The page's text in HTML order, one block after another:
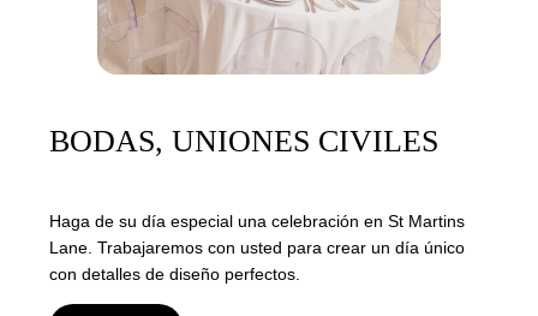
BODAS, UNIONES CIVILES
Haga de su día especial una celebración en St Martins
Lane. Trabajaremos con usted para crear un día único
con detalles de diseño perfectos.